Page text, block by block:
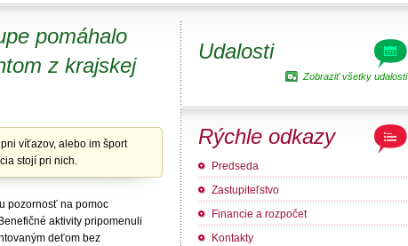
pomáhalo
z krajskej
víťazov, alebo im šport
stojí pri nich.
pozornosť na pomoc
aktivity pripomenuli
deťom bez
Udalosti
Zobraziť všetky udalosti
Rýchle odkazy
Predseda
Zastupiteľstvo
Financie a rozpočet
Kontakty